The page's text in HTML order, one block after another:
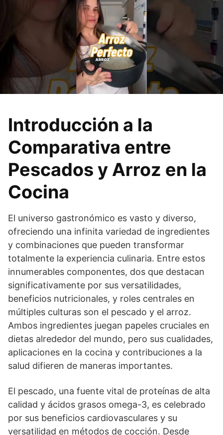
Introducción a la
Comparativa entre
Pescados y Arroz en la
Cocina
El universo gastronómico es vasto y diverso,
ofreciendo una infinita variedad de ingredientes
y combinaciones que pueden transformar
totalmente la experiencia culinaria. Entre estos
innumerables componentes, dos que destacan
significativamente por sus versatilidades,
beneficios nutricionales, y roles centrales en
múltiples culturas son el pescado y el arroz.
Ambos ingredientes juegan papeles cruciales en
dietas alrededor del mundo, pero sus cualidades,
aplicaciones en la cocina y contribuciones a la
salud difieren de maneras importantes.
El pescado, una fuente vital de proteínas de alta
calidad y ácidos grasos omega-3, es celebrado
por sus beneficios cardiovasculares y su
versatilidad en métodos de cocción. Desde